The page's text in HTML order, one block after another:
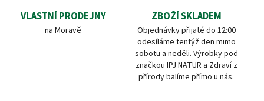
VLASTNÍ PRODEJNY
na Moravě
ZBOŽÍ SKLADEM
Objednávky přijaté do 12:00
odesíláme tentýž den mimo
sobotu a neděli. Výrobky pod
značkou IPJ NATUR a Zdraví z
přírody balíme přímo u nás.